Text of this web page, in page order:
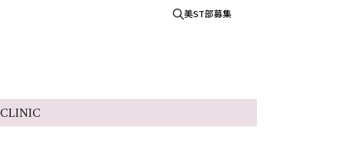
美ST部募集
CLINIC